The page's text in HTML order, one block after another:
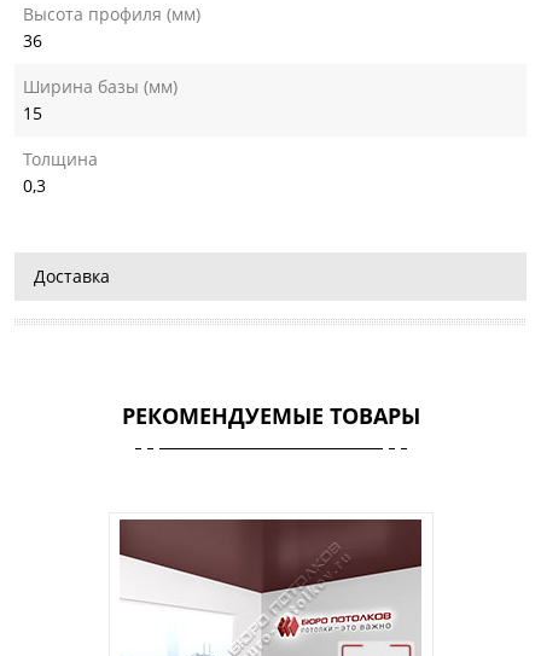
Высота профиля (мм)
36
Ширина базы (мм)
15
Толщина
0,3
Доставка
РЕКОМЕНДУЕМЫЕ ТОВАРЫ